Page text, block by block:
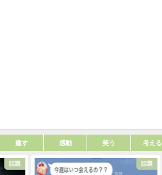
癒す 感動 笑う 考える
話題